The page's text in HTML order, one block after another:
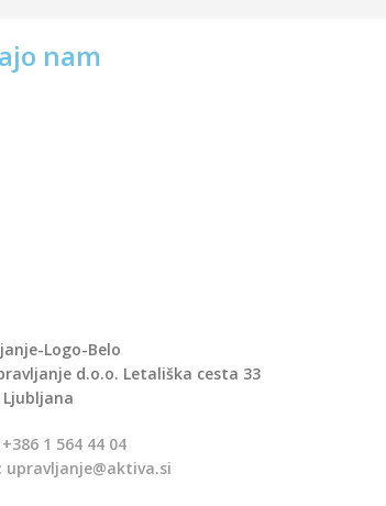
nam
d.o.o. Letališka cesta 33
Ljubljana
+386 1 564 44 04
upravljanje@aktiva.si